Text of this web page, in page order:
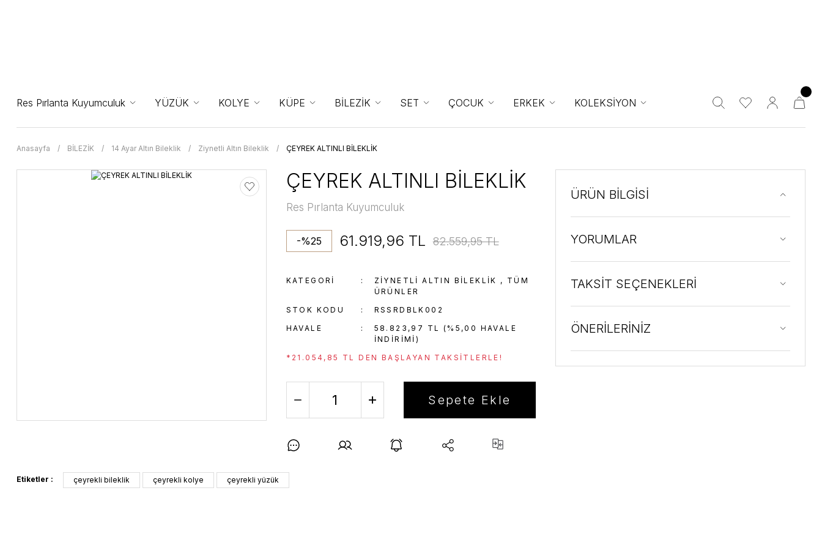
Res Pırlanta Kuyumculuk YÜZÜK KOLYE KÜPE BİLEZİK SET ÇOCUK ERKEK KOLEKSİYON
Anasayfa BİLEZİK 14 Ayar Altın Bileklik Ziynetli Altın Bileklik ÇEYREK ALTINLI BİLEKLİK
ÇEYREK ALTINLI BİLEKLİK
Res Pırlanta Kuyumculuk
-%25 61.919,96 TL 82.559,95 TL
KATEGORI ZIYNETLI ALTIN BILEKLIK , TÜM
ÜRÜNLER
STOK KODU
RSSRDBLK002
HAVALE
58.823,97 TL (%5,00 HAVALE
INDIRIMI)
*21.054,85 TL DEN BAŞLAYAN TAKSITLERLE!
Sepete Ekle
ÜRÜN BİLGİSİ
YORUMLAR
TAKSİT SEÇENEKLERİ
ÖNERİLERİNİZ
Etiketler : çeyrekli bileklik çeyrekli kolye çeyrekli yüzük